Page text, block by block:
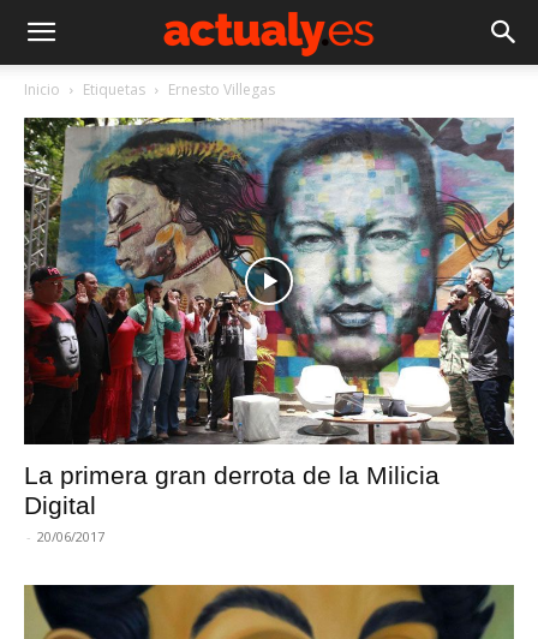
Inicio Etiquetas Ernesto Villegas
La primera gran derrota de la Milicia
Digital
- 20/06/2017